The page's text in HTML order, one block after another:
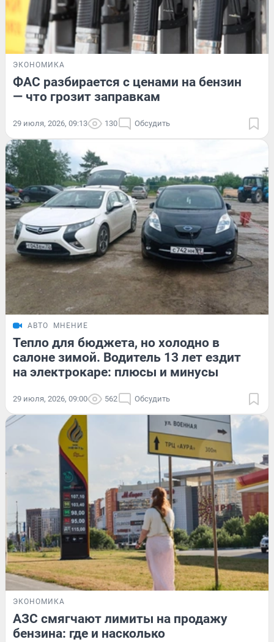
ЭКОНОМИКА
ФАС разбирается с ценами на бензин
— что грозит заправкам
29 июля, 2026, 09:13 130 Обсудить
АВТО МНЕНИЕ
Тепло для бюджета, но холодно в
салоне зимой. Водитель 13 лет ездит
на электрокаре: плюсы и минусы
29 июля, 2026, 09:00 562 Обсудить
ЭКОНОМИКА
АЗС смягчают лимиты на продажу
бензина: где и насколько